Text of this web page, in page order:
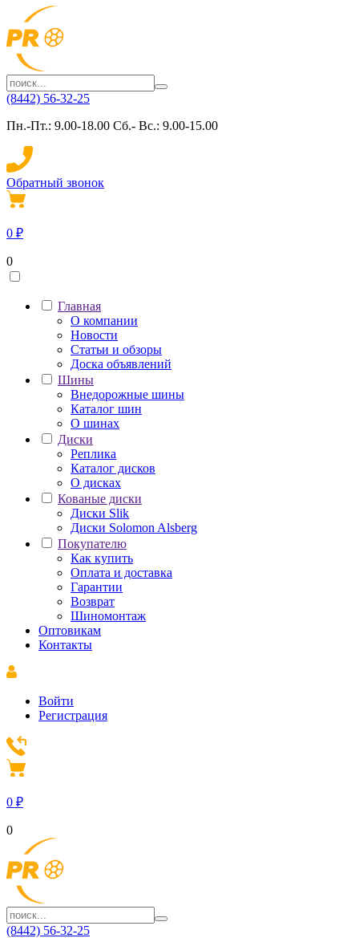
(8442) 56-32-25
Пн.-Пт.: 9.00-18.00 Сб.- Вс.: 9.00-15.00
Обратный звонок
0 ₽
0
Главная
О компании
Новости
Статьи и обзоры
Доска объявлений
Шины
Внедорожные шины
Каталог шин
О шинах
Диски
Реплика
Каталог дисков
О дисках
Кованые диски
Диски Slik
Диски Solomon Alsberg
Покупателю
Как купить
Оплата и доставка
Гарантии
Возврат
Шиномонтаж
Оптовикам
Контакты
Войти
Регистрация
0 ₽
0
(8442) 56-32-25